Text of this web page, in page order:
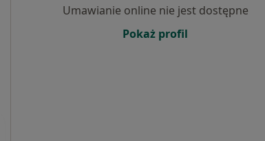
Umawianie online nie jest dostępne
Pokaż profil